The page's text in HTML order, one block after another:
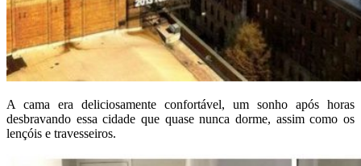
A cama era deliciosamente confortável, um sonho após horas
desbravando essa cidade que quase nunca dorme, assim como os
lençóis e travesseiros.